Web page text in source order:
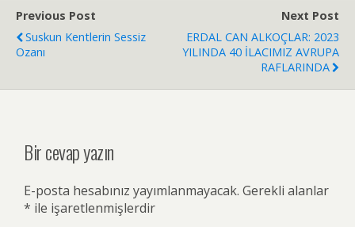
Previous Post
Suskun Kentlerin Sessiz
Ozanı
Next Post
ERDAL CAN ALKOÇLAR: 2023
YILINDA 40 İLACIMIZ AVRUPA
RAFLARINDA
Bir cevap yazın
E-posta hesabınız yayımlanmayacak. Gerekli alanlar
* ile işaretlenmişlerdir